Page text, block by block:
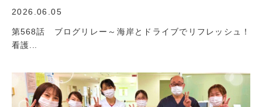
2026.06.05
第568話 ブログリレー～海岸とドライブでリフレッシュ！
看護...